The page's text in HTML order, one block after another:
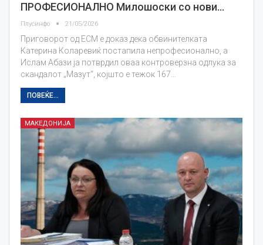
ПРОФЕСИОНАЛНО Милошоски со нови…
Плусинфо 21/05/2026
Приговорот од ЕСМ е доказ дека обвинителката
Катерина Коларевиќ постапила непрофесионално, а
Ислам Абази ја потврдил оваа контроверзна одлука за
скандалот „Мазут“, којшто е тежок 167…
ПОВЕЌЕ...
МАКЕДОНИЈА